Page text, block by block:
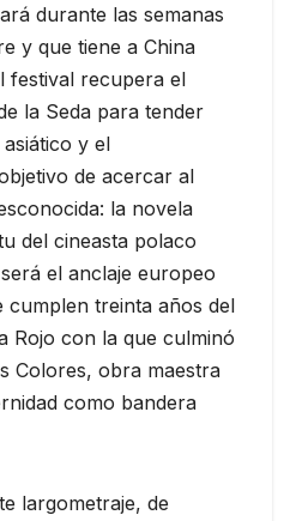
durante las semanas
y que tiene a China
festival recupera el
la Seda para tender
y el
de acercar al
la novela
del cineasta polaco
el anclaje europeo
cumplen treinta años del
Rojo con la que culminó
Colores, obra maestra
como bandera
largometraje, de